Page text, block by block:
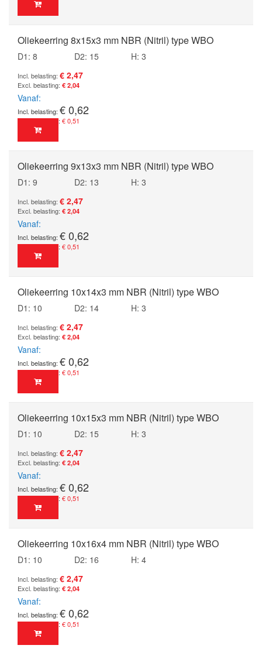
Oliekeerring 8x15x3 mm NBR (Nitril) type WBO
D1: 8 D2: 15
H: 3
€ 2,47
€ 2,04
Vanaf
€ 0,62
€ 0,51
Oliekeerring 9x13x3 mm NBR (Nitril) type WBO
D1: 9 D2: 13
H: 3
€ 2,47
€ 2,04
Vanaf
€ 0,62
€ 0,51
Oliekeerring 10x14x3 mm NBR (Nitril) type WBO
D1: 10 D2: 14
H: 3
€ 2,47
€ 2,04
Vanaf
€ 0,62
€ 0,51
Oliekeerring 10x15x3 mm NBR (Nitril) type WBO
D1: 10 D2: 15
H: 3
€ 2,47
€ 2,04
Vanaf
€ 0,62
€ 0,51
Oliekeerring 10x16x4 mm NBR (Nitril) type WBO
D1: 10 D2: 16
H: 4
€ 2,47
€ 2,04
Vanaf
€ 0,62
€ 0,51